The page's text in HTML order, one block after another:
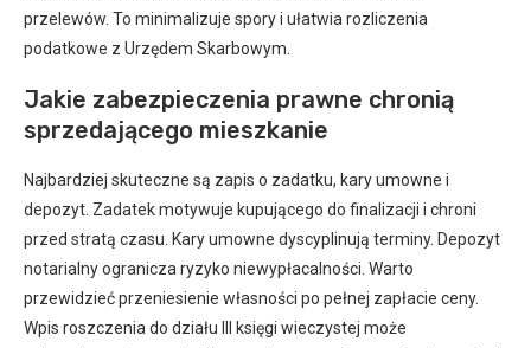
przelewów. To minimalizuje spory i ułatwia rozliczenia
podatkowe z Urzędem Skarbowym.
Jakie zabezpieczenia prawne chronią
sprzedającego mieszkanie
Najbardziej skuteczne są zapis o zadatku, kary umowne i
depozyt. Zadatek motywuje kupującego do finalizacji i chroni
przed stratą czasu. Kary umowne dyscyplinują terminy. Depozyt
notarialny ogranicza ryzyko niewypłacalności. Warto
przewidzieć przeniesienie własności po pełnej zapłacie ceny.
Wpis roszczenia do działu III księgi wieczystej może